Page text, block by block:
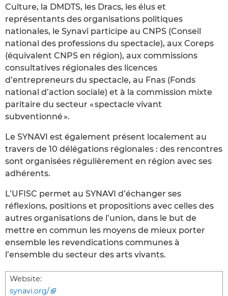
Culture, la DMDTS, les Dracs, les élus et
représentants des organisations politiques
nationales, le Synavi participe au CNPS (Conseil
national des professions du spectacle), aux Coreps
(équivalent CNPS en région), aux commissions
consultatives régionales des licences
d’entrepreneurs du spectacle, au Fnas (Fonds
national d’action sociale) et à la commission mixte
paritaire du secteur « spectacle vivant
subventionné ».
Le SYNAVI est également présent localement au
travers de 10 délégations régionales : des rencontres
sont organisées régulièrement en région avec ses
adhérents.
L’UFISC permet au SYNAVI d’échanger ses
réflexions, positions et propositions avec celles des
autres organisations de l’union, dans le but de
mettre en commun les moyens de mieux porter
ensemble les revendications communes à
l’ensemble du secteur des arts vivants.
Website:
synavi.org/